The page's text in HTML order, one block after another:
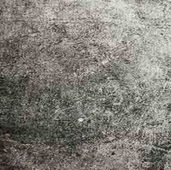
Pokal 1. runde